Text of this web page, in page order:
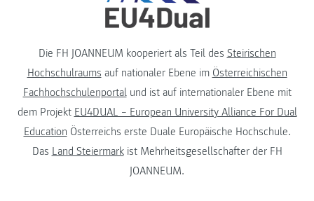
Die FH JOANNEUM kooperiert als Teil des Steirischen
Hochschulraums auf nationaler Ebene im Österreichischen
Fachhochschulenportalund ist auf internationaler Ebene mit
dem Projekt EU4DUAL – European University Alliance For Dual
Education Österreichs erste Duale Europäische Hochschule.
Das Land Steiermarkist Mehrheitsgesellschafter der FH
JOANNEUM.